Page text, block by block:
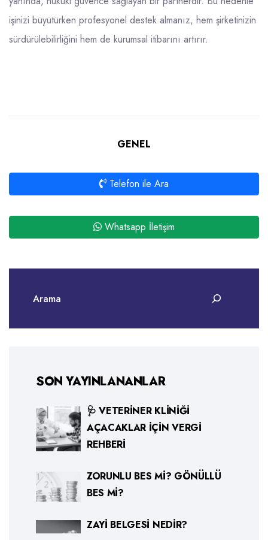
işinizi büyütürken profesyonel destek almanız, hem şirketinizin
sürdürülebilirliğini hem de kurumsal itibarını artırır.
GENEL
Telefon ile Ara
Whatsapp İletişim
SON YAYINLANANLAR
🩺 VETERINER KLINIĞI
AÇACAKLAR İÇIN VERGI
REHBERI
ZORUNLU BES MI? GÖNÜLLÜ
BES MI?
ZAYI BELGESI NEDIR?